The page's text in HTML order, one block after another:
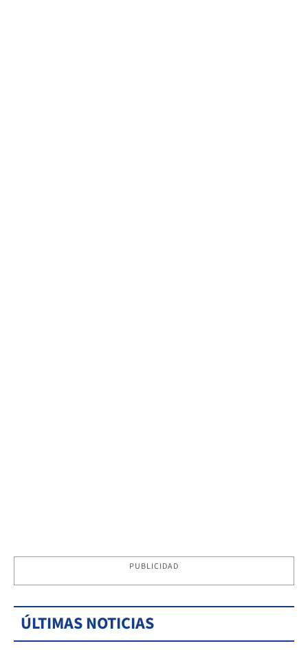
PUBLICIDAD
ÚLTIMAS NOTICIAS